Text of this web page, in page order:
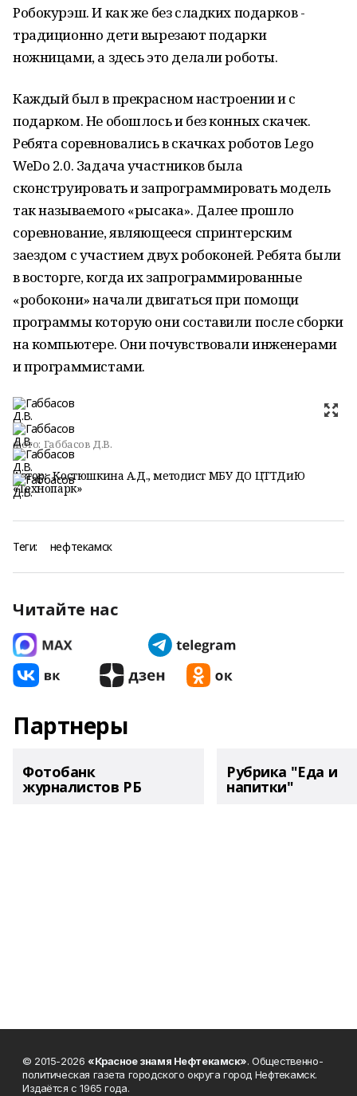
Робокурэш. И как же без сладких подарков -
традиционно дети вырезают подарки
ножницами, а здесь это делали роботы.
Каждый был в прекрасном настроении и с
подарком. Не обошлось и без конных скачек.
Ребята соревновались в скачках роботов Lego
WeDo 2.0. Задача участников была
сконструировать и запрограммировать модель
так называемого «рысака». Далее прошло
соревнование, являющееся спринтерским
заездом с участием двух робоконей. Ребята были
в восторге, когда их запрограммированные
«робокони» начали двигаться при помощи
программы которую они составили после сборки
на компьютере. Они почувствовали инженерами
и программистами.
Фото: Габбасов Д.В.
Автор: Костюшкина А.Д., методист МБУ ДО ЦТТДиЮ
«Технопарк»
Теги: нефтекамск
Читайте нас
Партнеры
Фотобанк
журналистов РБ
Рубрика "Еда и
напитки"
© 2015-2026 «Красное знамя Нефтекамск». Общественно-
политическая газета городского округа город Нефтекамск.
Издаётся с 1965 года.